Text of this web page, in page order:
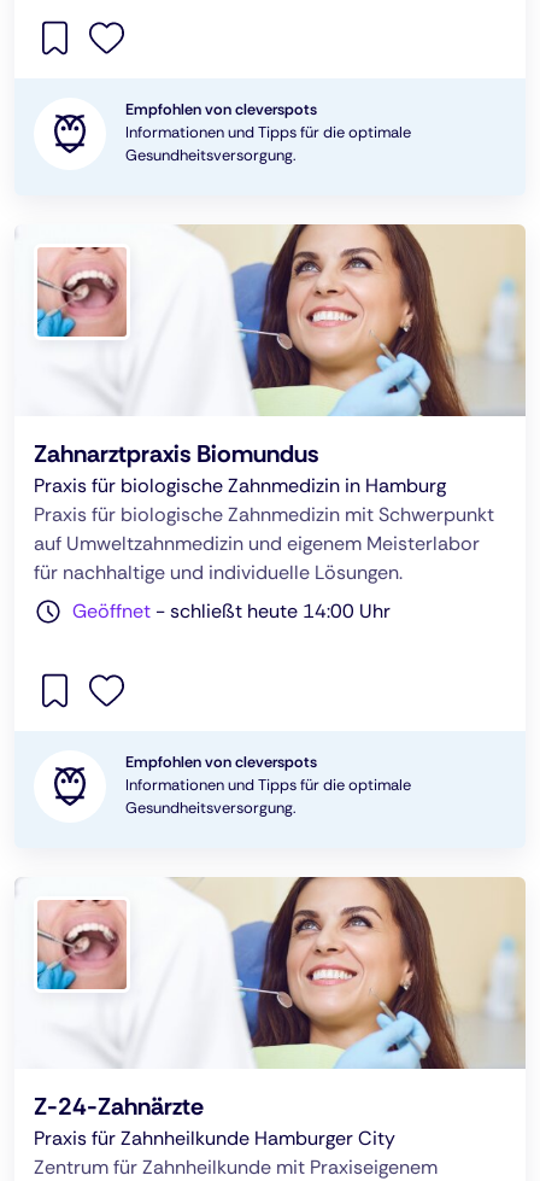
Empfohlen von cleverspots
Informationen und Tipps für die optimale
Gesundheitsversorgung.
Zahnarztpraxis Biomundus
Praxis für biologische Zahnmedizin in Hamburg
Praxis für biologische Zahnmedizin mit Schwerpunkt
auf Umweltzahnmedizin und eigenem Meisterlabor
für nachhaltige und individuelle Lösungen.
Geöffnet -schließt heute 14:00 Uhr
Empfohlen von cleverspots
Informationen und Tipps für die optimale
Gesundheitsversorgung.
Z-24-Zahnärzte
Praxis für Zahnheilkunde Hamburger City
Zentrum für Zahnheilkunde mit Praxiseigenem